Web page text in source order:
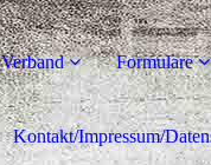
Verband Formulare
Kontakt/Impressum/